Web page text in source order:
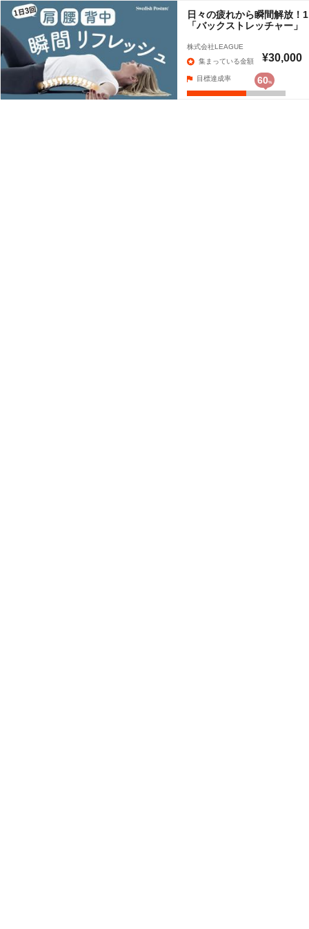
日々の疲れから瞬間解放！
「バックストレッチャー」
株式会社LEAGUE
集まっている金額
¥30,000
目標達成率 60%